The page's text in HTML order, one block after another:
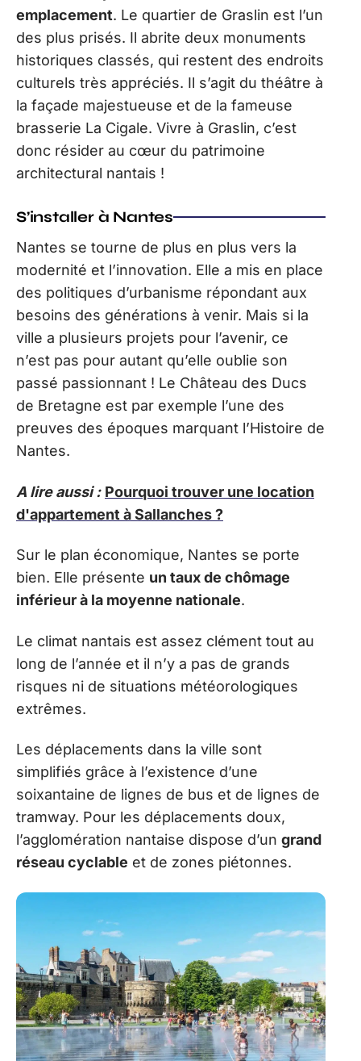
emplacement. Le quartier de Graslin est l’un
des plus prisés. Il abrite deux monuments
historiques classés, qui restent des endroits
culturels très appréciés. Il s’agit du théâtre à
la façade majestueuse et de la fameuse
brasserie La Cigale. Vivre à Graslin, c’est
donc résider au cœur du patrimoine
architectural nantais !
S’installer à Nantes
Nantes se tourne de plus en plus vers la
modernité et l’innovation. Elle a mis en place
des politiques d’urbanisme répondant aux
besoins des générations à venir. Mais si la
ville a plusieurs projets pour l’avenir, ce
n’est pas pour autant qu’elle oublie son
passé passionnant ! Le Château des Ducs
de Bretagne est par exemple l’une des
preuves des époques marquant l’Histoire de
Nantes.
A lire aussi : Pourquoi trouver une location
d'appartement à Sallanches ?
Sur le plan économique, Nantes se porte
bien. Elle présente un taux de chômage
inférieur à la moyenne nationale.
Le climat nantais est assez clément tout au
long de l’année et il n’y a pas de grands
risques ni de situations météorologiques
extrêmes.
Les déplacements dans la ville sont
simplifiés grâce à l’existence d’une
soixantaine de lignes de bus et de lignes de
tramway. Pour les déplacements doux,
l’agglomération nantaise dispose d’un grand
réseau cyclable et de zones piétonnes.